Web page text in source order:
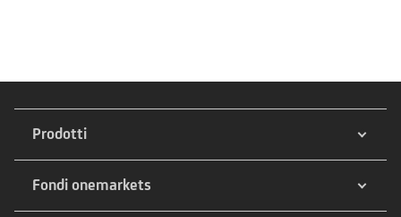
Prodotti
Fondi onemarkets